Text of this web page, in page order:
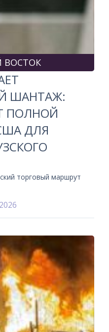
ВОСТОК
ШАНТАЖ:
ПОЛНОЙ
ДЛЯ
торговый маршрут